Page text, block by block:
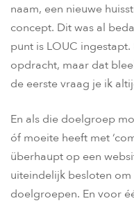
naam, een nieuwe
concept. Dit was al
punt is LOUC
opdracht, maar dat
de eerste vraag je ik
En als die doelgroep
óf moeite heeft met
überhaupt op een
uiteindelijk besloten
doelgroepen. En voor